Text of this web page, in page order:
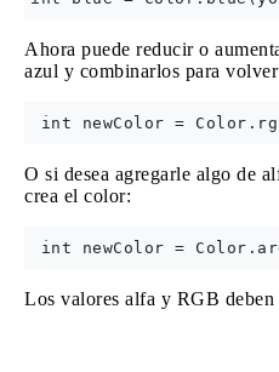
Ahora puede reducir o
azul y combinarlos para
O si desea agregarle algo de
crea el color:
Los valores alfa y RGB